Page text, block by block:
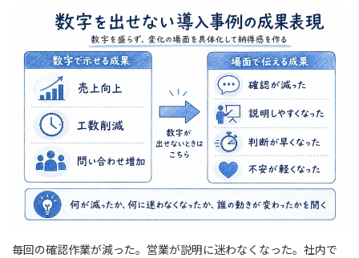
毎回の確認作業が減った。営業が説明に迷わなくなった。社内で